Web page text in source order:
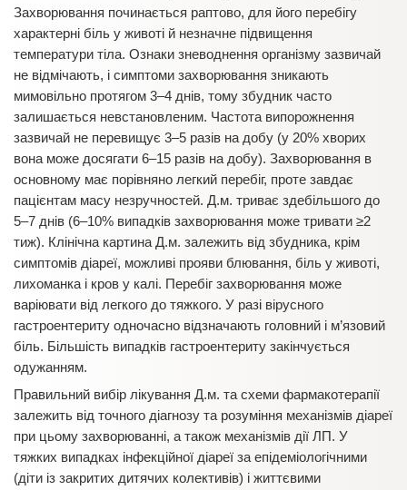
Захворювання починається раптово, для його перебігу
характерні біль у животі й незначне підвищення
температури тіла. Ознаки зневоднення організму зазвичай
не відмічають, і симптоми захворювання зникають
мимовільно протягом 3–4 днів, тому збудник часто
залишається невстановленим. Частота випорожнення
зазвичай не перевищує 3–5 разів на добу (у 20% хворих
вона може досягати 6–15 разів на добу). Захворювання в
основному має порівняно легкий перебіг, проте завдає
пацієнтам масу незручностей. Д.м. триває здебільшого до
5–7 днів (6–10% випадків захворювання може тривати ≥2
тиж). Клінічна картина Д.м. залежить від збудника, крім
симптомів діареї, можливі прояви блювання, біль у животі,
лихоманка і кров у калі. Перебіг захворювання може
варіювати від легкого до тяжкого. У разі вірусного
гастроентериту одночасно відзначають головний і м’язовий
біль. Більшість випадків гастроентериту закінчується
одужанням.
Правильний вибір лікування Д.м. та схеми фармакотерапії
залежить від точного діагнозу та розуміння механізмів діареї
при цьому захворюванні, а також механізмів дії ЛП. У
тяжких випадках інфекційної діареї за епідеміологічними
(діти із закритих дитячих колективів) і життєвими